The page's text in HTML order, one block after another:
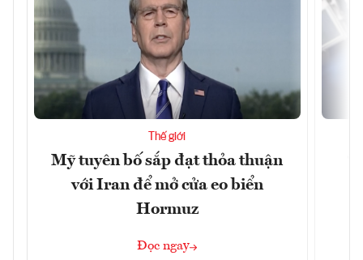
Thế giới
Mỹ tuyên bố sắp đạt thỏa thuận
với Iran để mở cửa eo biển
Hormuz
Đọc ngay